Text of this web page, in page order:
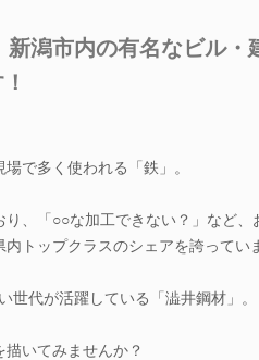
潟市内の有名なビル・
で多く使われる「鉄」。
、「○○な加工できない？」など、
トップクラスのシェアを誇ってい
代が活躍している「澁井鋼材」。
いてみませんか？